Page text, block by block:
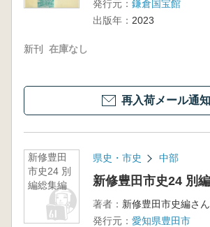
発行元： 鎌倉国宝館
出版年： 2023
新刊 在庫なし
再入荷メール通知
新修豊田
市史24 別
編総集編
県史・市史 中部
新修豊田市史24 別
著者： 新修豊田市史編さ
発行元： 愛知県豊田市